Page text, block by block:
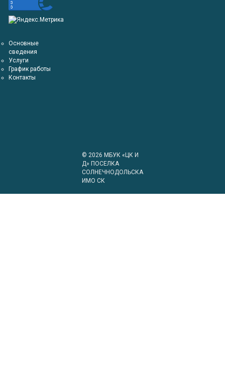
Основные
сведения
Услуги
График работы
Контакты
© 2026 МБУК «ЦК И
Д» ПОСЕЛКА
СОЛНЕЧНОДОЛЬСКА
ИМО СК